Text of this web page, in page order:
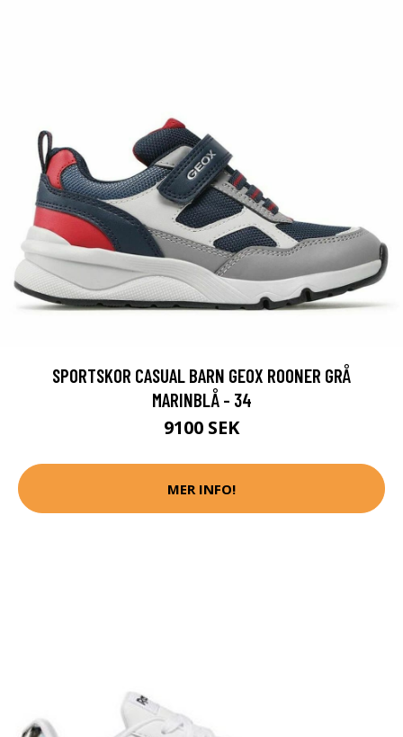
SPORTSKOR CASUAL BARN GEOX ROONER GRÅ
MARINBLÅ - 34
9100 SEK
MER INFO!